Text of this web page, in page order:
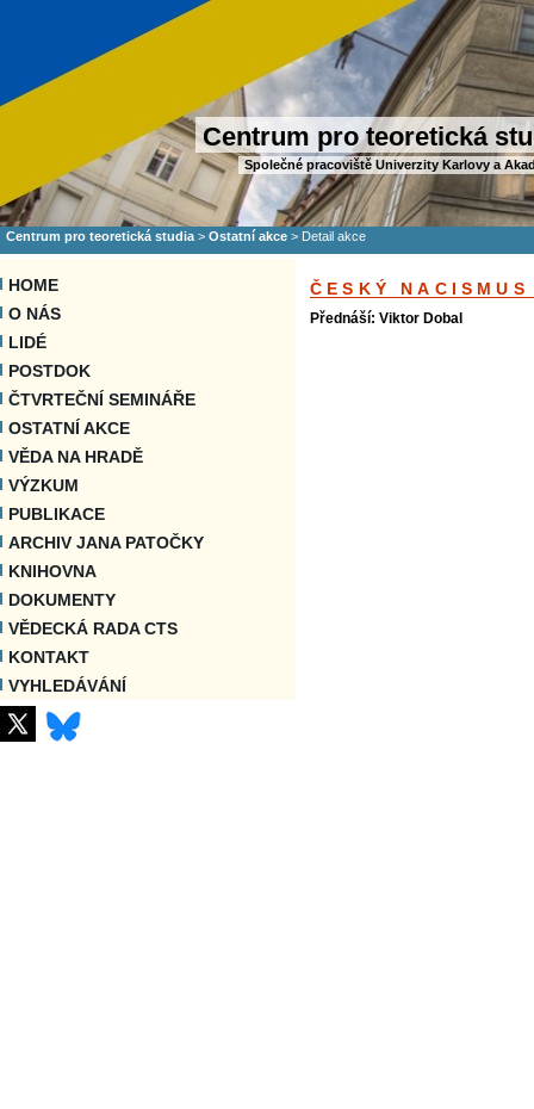
Centrum pro teoretická
Společné pracoviště Univerzity Karlovy a
Centrum pro teoretická studia > Ostatní akce > Detail akce
HOME
O NÁS
LIDÉ
POSTDOK
ČTVRTEČNÍ SEMINÁŘE
OSTATNÍ AKCE
VĚDA NA HRADĚ
VÝZKUM
PUBLIKACE
ARCHIV JANA PATOČKY
KNIHOVNA
DOKUMENTY
VĚDECKÁ RADA CTS
KONTAKT
VYHLEDÁVÁNÍ
ČESKÝ NACISMUS
Přednáší: Viktor Dobal